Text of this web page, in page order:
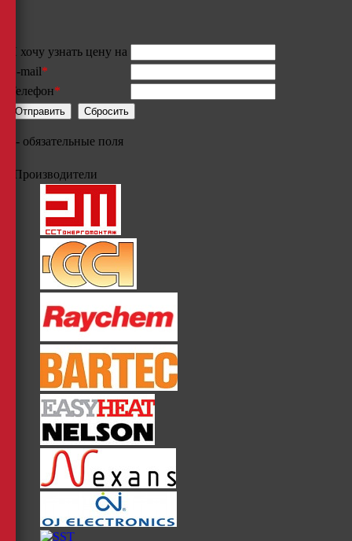
Я хочу узнать цену на
E-mail*
Телефон*
- обязательные поля
Производители